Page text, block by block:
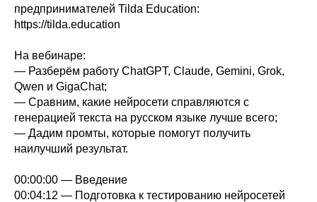
предпринимателей Tilda Education:
https://tilda.education
На вебинаре:
— Разберём работу ChatGPT, Claude, Gemini, Grok,
Qwen и GigaChat;
— Сравним, какие нейросети справляются с
генерацией текста на русском языке лучше всего;
— Дадим промты, которые помогут получить
наилучший результат.
00:00:00 — Введение
00:04:12 — Подготовка к тестированию нейросетей